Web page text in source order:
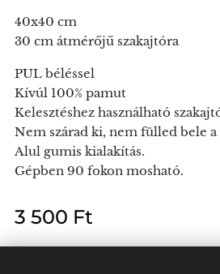
40x40 cm
30 cm átmérőjű szakajtóra
PUL béléssel
Kívúl 100% pamut
Kelesztéshez használható
Nem szárad ki, nem fülled bele a
Alul gumis kialakítás.
Gépben 90 fokon mosható.
3 500 Ft